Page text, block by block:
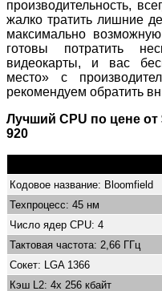
производительность,
жалко тратить лишние
максимально
готовы потратить
видеокарты, и вас
место» с
рекомендуем обратить
Лучший CPU по цене от
920
Кодовое название: Bloomfield
Техпроцесс: 45 нм
Число ядер CPU: 4
Тактовая частота: 2,66 ГГц
Сокет: LGA 1366
Кэш L2: 4x 256 кбайт